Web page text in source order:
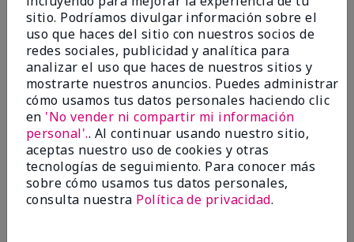
Marcar esta opinión
5
Kristen
EnviadoHace 10 meses
por Jennifer
de MECHANCSBRG
Comprador verificado
sitio. Podríamos divulgar información sobre el
uso que haces del sitio con nuestros socios de
redes sociales, publicidad y analítica para
analizar el uso que haces de nuestros sitios y
mostrarte nuestros anuncios. Puedes administrar
cómo usamos tus datos personales haciendo clic
en 'No vender ni compartir mi información
personal'.. Al continuar usando nuestro sitio,
aceptas nuestro uso de cookies y otras
tecnologías de seguimiento. Para conocer más
sobre cómo usamos tus datos personales,
consulta nuestra Política de privacidad.